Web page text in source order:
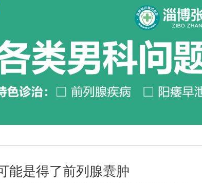
能是得了前列腺囊肿